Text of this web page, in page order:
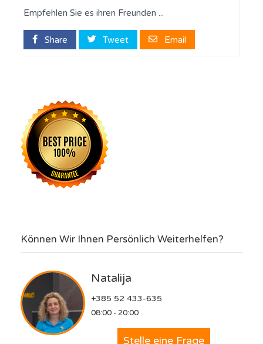
Empfehlen Sie es ihren Freunden ...
Share Tweet Email
Können Wir Ihnen Persönlich Weiterhelfen?
Natalija
+385 52 433-635
08:00 - 20:00
Stelle eine Frage